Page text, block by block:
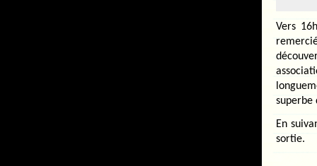
Vers
superbe
En
sortie.